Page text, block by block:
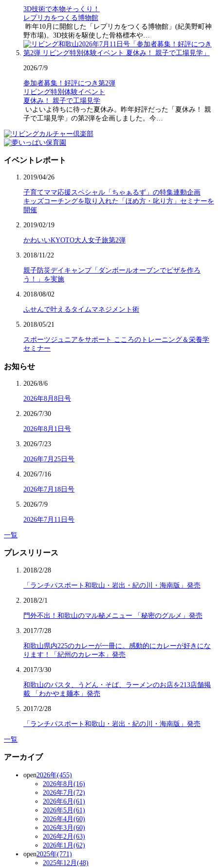
3D技術で本物そっくり！
レプリカをつくる博物館
昨年10月に開館した「レプリカをつくる博物館」(紀美野町神
野市場)。3D技術を駆使した骨格標本や…
2026/7/9
参加者募集！好評につき第2弾
リビング特別体験イベント
夏休み！ 親子で工場見学
いよいよ待ちに待った夏休み。昨年好評だった「夏休み！ 親
子で工場見学」の第2弾を企画しました。今…
イベントレポート
2019/04/26
子育てママ応援スペシャル「ちゃぁるず」の特集連動企画
キッズコーチングを取り入れた「ほめ方・叱り方」セミナーを
開催
2019/02/19
かわいいKYOTO大人女子旅第2弾
2018/11/22
親子防災デイキャンプ「ダンボールオーブンでピザを作ろ
う！」を実施
2018/08/02
ふせんで叶えるタイムマネジメント術
2018/05/21
スポーツジュニアをサポート こころのトレーニング＆栄養学
セミナー
お知らせ
2026/8/6
2026年8月8日号
2026/7/30
2026年8月1日号
2026/7/23
2026年7月25日号
2026/7/16
2026年7月18日号
2026/7/9
2026年7月11日号
一覧
プレスリリース
2018/2/28
「ランチパスポート和歌山・岩出・紀の川・海南版」発売
2018/2/1
門外不出！和歌山のマル秘メニュー 「秘密のグルメ」発売
2017/7/28
和歌山県内225のカレーが一冊に。感動的にカレーが好きにな
ります！「紀州のカレー本」発売
2017/3/30
和歌山のパスタ、うどん・そば、ラーメンのお店を213店舗掲
載 「わかやま麺本」発売
2017/2/28
「ランチパスポート和歌山・岩出・紀の川・海南版」発売
一覧
アーカイブ
open2026年(455)
2026年8月(16)
2026年7月(72)
2026年6月(61)
2026年5月(61)
2026年4月(60)
2026年3月(60)
2026年2月(63)
2026年1月(62)
open2025年(771)
2025年12月(48)